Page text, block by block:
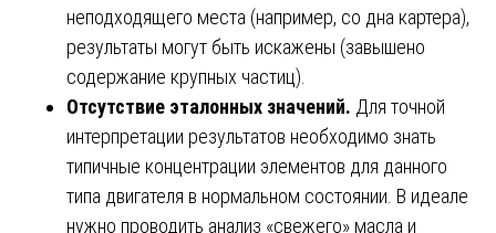
неподходящего места (например, со дна картера),
результаты могут быть искажены (завышено
содержание крупных частиц).
Отсутствие эталонных значений. Для точной
интерпретации результатов необходимо знать
типичные концентрации элементов для данного
типа двигателя в нормальном состоянии. В идеале
нужно проводить анализ «свежего» масла и